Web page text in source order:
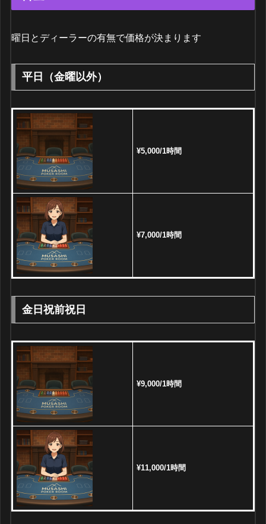
曜日とディーラーの有無で価格が決まります
平日（金曜以外）
¥5,000/1時間
¥7,000/1時間
金日祝前祝日
¥9,000/1時間
¥11,000/1時間